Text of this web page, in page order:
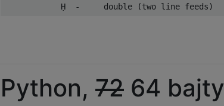
Python, 72 64 bajty